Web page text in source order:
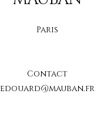
Paris
Contact
edouard@mauban.fr